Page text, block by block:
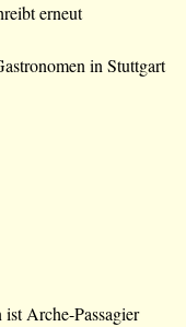
erneut
in Stuttgart
Arche-Passagier